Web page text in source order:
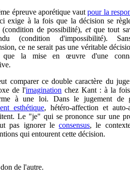
épreuve aporétique vautpour la
exige à la fois que la décision se
(condition de possibilité), etque tout
(condition d'impossibilité).
ce ne serait pas une véritable
que la mise en œuvre d'une
comparer ce double caractère du
de l'imagination chez Kant : à la
à une loi. Dans le jugement de
esthétique, hétéro-affection et auto-
Le "je" qui se prononce sur une
pas ignorer leconsensus, le
qui entourent cette décision.
de l'autre.